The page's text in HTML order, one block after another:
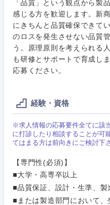
「品質」という観点から製
感じる方を歓迎します。新
にきちんと品質確保できて
のロスを発生させない品質
う。原理原則を考えられる
も研修とサポートで育成し
応募ください。
経験・資格
※求人情報の応募要件全てに該
に打診したり相談することが可
てはまる方は前向きにご検討下
【専門性(必須)】
■大学・高専卒以上
■品質保証、設計・生準、
■または製造部門において
門職
建設・施
工管理
事務職
人材・アウトソーシ
サービス
群馬県
千葉県
神奈川県